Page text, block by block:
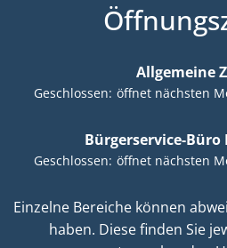
Allgemeine
Klicken, um weitere Öffnungs-
Geschlossen: öffnet nächsten
Bürgerservice-Büro
Klicken, um weitere Öffnungs-
Geschlossen: öffnet nächsten
Einzelne Bereiche können
haben. Diese finden Sie